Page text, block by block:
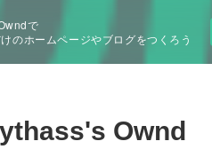
で
のホームページやブログをつくろう
Ownd